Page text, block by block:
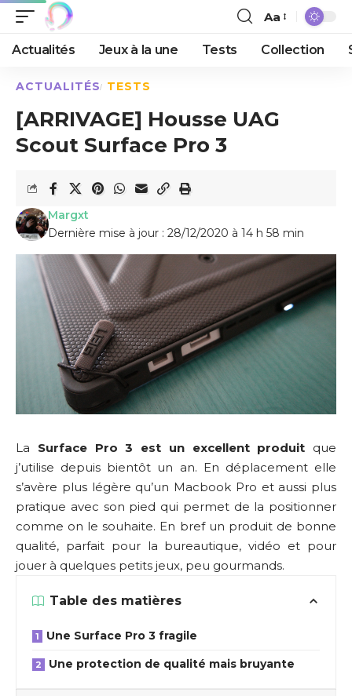
Aa
Actualités Jeux à la une Tests Collection
ACTUALITÉS TESTS
[ARRIVAGE] Housse UAG
Scout Surface Pro 3
Dernière mise à jour : 28/12/2020 à 14 h 58 min
Margxt
La Surface Pro 3 est un excellent produit que
j’utilise depuis bientôt un an. En déplacement elle
s’avère plus légère qu’un Macbook Pro et aussi plus
pratique avec son pied qui permet de la positionner
comme on le souhaite. En bref un produit de bonne
qualité, parfait pour la bureautique, vidéo et pour
jouer à quelques petits jeux, peu gourmands.
Table des matières
Une Surface Pro 3 fragile
Une protection de qualité mais bruyante